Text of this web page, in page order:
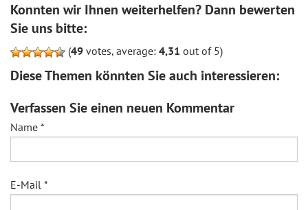
Konnten wir Ihnen weiterhelfen? Dann bewerten
Sie uns bitte:
(49 votes, average: 4,31 out of 5)
Diese Themen könnten Sie auch interessieren:
Verfassen Sie einen neuen Kommentar
Name *
E-Mail *